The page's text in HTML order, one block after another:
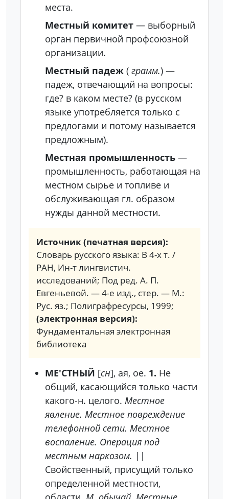
места.
Местный комитет — выборный
орган первичной профсоюзной
организации.
Местный падеж ( грамм.) —
падеж, отвечающий на вопросы:
где? в каком месте? (в русском
языке употребляется только с
предлогами и потому называется
предложным).
Местная промышленность —
промышленность, работающая на
местном сырье и топливе и
обслуживающая гл. образом
нужды данной местности.
Источник (печатная версия):
Словарь русского языка: В 4-х т. /
РАН, Ин-т лингвистич.
исследований; Под ред. А. П.
Евгеньевой. — 4-е изд., стер. — М.:
Рус. яз.; Полиграфресурсы, 1999;
(электронная версия):
Фундаментальная электронная
библиотека
МЕ'СТНЫЙ [сн], ая, ое. 1. Не
общий, касающийся только части
какого-н. целого. Местное
явление. Местное повреждение
телефонной сети. Местное
воспаление. Операция под
местным наркозом. ||
Свойственный, присущий только
определенной местности,